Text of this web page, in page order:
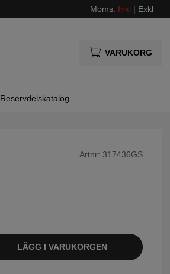
Moms: Inkl | Exkl
VARUKORG
Reservdelskatalog
Artnr: 317436GS
LÄGG I VARUKORGEN